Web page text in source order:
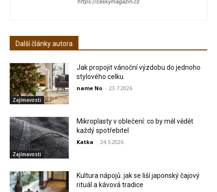
Další články autora
Zajímavosti
Jak propojit vánoční výzdobu do jednoho
stylového celku
name No - 23.7.2026
Zajímavosti
Mikroplasty v oblečení: co by měl vědět
každý spotřebitel
Katka - 24.5.2026
Kultura nápojů: jak se liší japonský čajový
rituál a kávová tradice